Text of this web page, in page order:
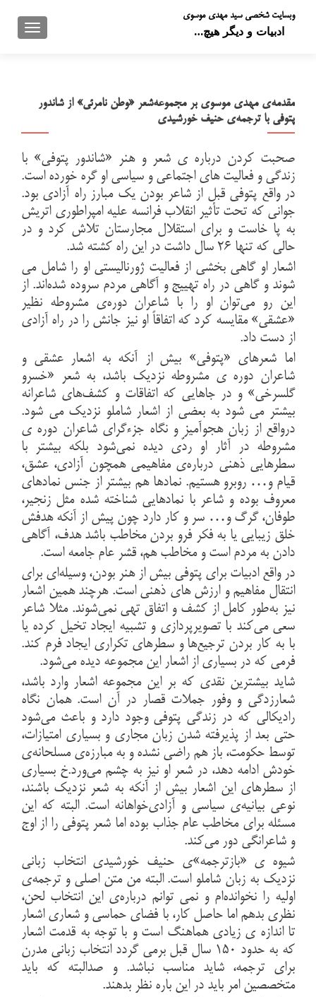
وبسایت شخصی سید مهدی موسوی
ادبیات و دیگر هیچ…
مقدمه‌ی مهدی موسوی بر مجموعه‌شعر «وطن نامرئی» از شاندور
پتوفی با ترجمه‌ی حنیف خورشیدی
صحبت کردن درباره ی شعر و هنر «شاندور پتوفی» با
زندگی و فعالیت های اجتماعی و سیاسی او گره خورده است.
در واقع پتوفی قبل از شاعر بودن یک مبارز راه آزادی بود.
جوانی که تحت تأثیر انقلاب فرانسه علیه امپراطوری اتریش
به پا خاست و برای استقلال مجارستان تلاش کرد و در
حالی که تنها ۲۶ سال داشت در این راه کشته شد.
اشعار او گاهی بخشی از فعالیت ژورنالیستی او را شامل می
شوند و گاهی در راه تهییج و آگاهی مردم سروده شده‌اند. از
این رو می‌توان او را با شاعران دوره‌ی مشروطه نظیر
«عشقی» مقایسه کرد که اتفاقاً او نیز جانش را در راه آزادی
از دست داد.
اما شعرهای «پتوفی» بیش از آنکه به اشعار عشقی و
شاعران دوره ی مشروطه نزدیک باشد، به شعر «خسرو
گلسرخی» و در جاهایی که اتفاقات و کشف‌های شاعرانه
بیشتر می شود به بعضی از اشعار شاملو نزدیک می شود.
درواقع از زبان هجوآمیز و نگاه جزءگرای شاعران دوره ی
مشروطه در آثار او ردّی دیده نمی‌شود بلکه بیشتر با
سطرهایی ذهنی درباره‌ی مفاهیمی همچون آزادی، عشق،
قیام و… روبرو هستیم. نمادها هم بیشتر از جنس نمادهای
معروف بوده و شاعر با نمادهایی شناخته شده مثل زنجیر،
طوفان، گرگ و… سر و کار دارد چون پیش از آنکه هدفش
خلق زیبایی یا به فکر فرو بردن مخاطب باشد هدف، آگاهی
دادن به مردم است و مخاطب هم، قشر عام جامعه است.
در واقع ادبیات برای پتوفی بیش از هنر بودن، وسیله‌ای برای
انتقال مفاهیم و ارزش های ذهنی است. هرچند همین اشعار
نیز به‌طور کامل از کشف و اتفاق تهی نمی‌شوند. مثلا شاعر
سعی می‌کند با تصویرپردازی و تشبیه ایجاد تخیل کرده یا
با به کار بردن ترجیع‌ها و سطرهای تکراری ایجاد فرم کند.
فرمی که در بسیاری از اشعار این مجموعه دیده می‌شود.
شاید بیشترین نقدی که بر این مجموعه اشعار وارد باشد،
شعارزدگی و وفور جملات قصار در آن است. همان نگاه
رادیکالی که در زندگی پتوفی وجود دارد و باعث می‌شود
حتی بعد از پذیرفته شدن زبان مجاری و بسیاری امتیازات،
توسط حکومت، باز هم راضی نشده و به مبارزه‌ی مسلحانه‌ی
خودش ادامه دهد، در شعر او نیز به چشم می‌ورد.خ بسیاری
از سطرهای این اشعار بیش از آنکه به شعر نزدیک باشند،
نوعی بیانیه‌ی سیاسی و آزادی‌خواهانه است. البته که این
مسئله برای مخاطب عام جذاب بوده اما شعر پتوفی را از اوج
و شاعرانگی دور می‌کند.
شیوه ی «بازترجمه»ی حنیف خورشیدی انتخاب زبانی
نزدیک به زبان شاملو است. البته من متن اصلی و ترجمه‌‌ی
اولیه را نخوانده‌ام و نمی توانم درباره‌ی این انتخاب لحن،
نظری بدهم اما حاصل کار، با فضای حماسی و شعاری اشعار
تا اندازه ی زیادی هماهنگ است و با توجه به قدمت اشعار
که به حدود ۱۵۰ سال قبل برمی گردد انتخاب زبانی مدرن
برای ترجمه، شاید مناسب نباشد. و صدالبته که باید
متخصصین امر باید در این باره نظر بدهند.